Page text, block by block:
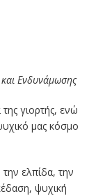
Ενδυνάμωσης
γιορτής, ενώ
μας κόσμο
ελπίδα, την
ψυχική